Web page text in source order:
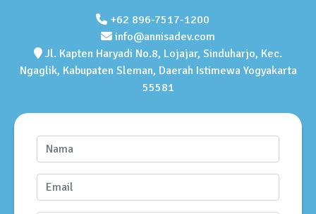
+62 896-7517-1200
info@annisadev.com
Jl. Kapten Haryadi No.8, Lojajar, Sinduharjo, Kec.
Ngaglik, Kabupaten Sleman, Daerah Istimewa Yogyakarta
55581